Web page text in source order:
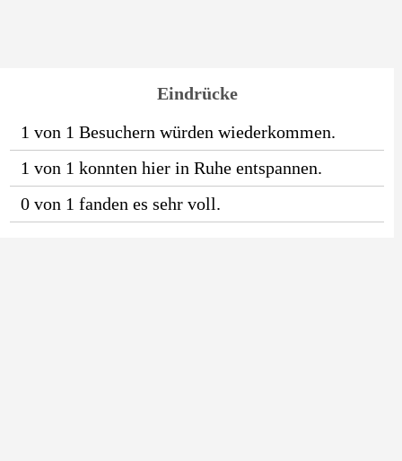
Eindrücke
1 von 1 Besuchern würden wiederkommen.
1 von 1 konnten hier in Ruhe entspannen.
0 von 1 fanden es sehr voll.